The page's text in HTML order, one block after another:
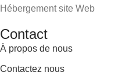
Hébergement site Web
Contact
À propos de nous
Contactez nous